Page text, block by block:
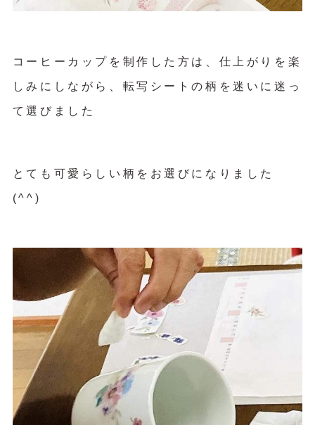
コーヒーカップを制作した方は、仕上がりを楽
しみにしながら、転写シートの柄を迷いに迷っ
て選びました
とても可愛らしい柄をお選びになりました
(^^)